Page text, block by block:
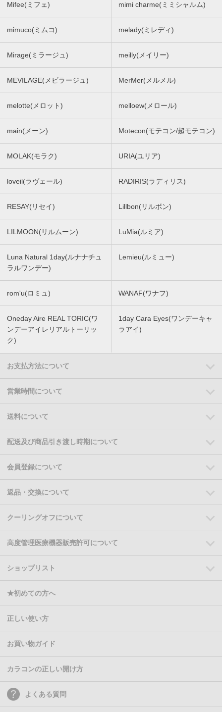
Mifee(ミフェ) mimi charme(ミミシャルム)
mimuco(ミムコ) melady(ミレディ)
Mirage(ミラージュ) meilly(メイリー)
MEVILAGE(メビラージュ) MerMer(メルメル)
melotte(メロット) melloew(メロール)
main(メーン) Motecon(モテコン/超モテコン)
MOLAK(モラク) URIA(ユリア)
loveil(ラヴェール) RADIRIS(ラディリス)
RESAY(リセイ) Lillbon(リルボン)
LILMOON(リルムーン) LuMia(ルミア)
Luna Natural 1day(ルナナチュ
ラルワンデー)
Lemieu(ルミュー)
rom'u(ロミュ) WANAF(ワナフ)
Oneday Aire REAL TORIC(ワ
ンデーアイレリアルトーリッ
ク)
1day Cara Eyes(ワンデーキャ
ラアイ)
お支払方法について
営業時間について
送料について
配送及び商品引き渡し時期について
会員登録について
返品・交換について
クーリングオフについて
高度管理医療機器販売許可について
ショップリスト
★初めての方へ
正しい使い方
お買い物ガイド
カラコンの正しい開け方
よくある質問